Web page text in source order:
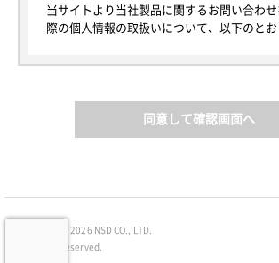
当サイトより当社製品に関するお問い合わ
際の個人情報の取扱いについて、以下のとお
1. 個人情報について
得する個人情報の保護に関する法律にいう「
指し、生存する個人に関する情報であって、
お、本規定で用いられる「個人データ」は、
法における個人データと同じ意味で使用しま
同意して確認画面へ
Copyright ©2026 NSD CO., LTD.
All Rights Reserved.